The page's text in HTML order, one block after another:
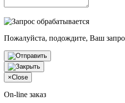
Пожалуйста, подождите, Ваш
×Close
On-line заказ